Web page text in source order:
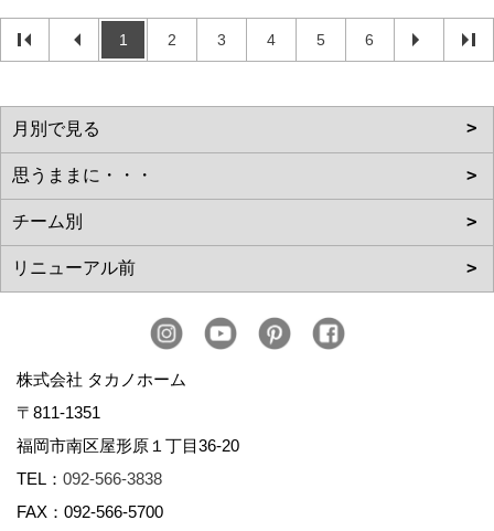
1 2 3 4 5 6
株式会社 タカノホーム
〒811-1351
福岡市南区屋形原１丁目36-20
TEL： 092-566-3838
FAX：092-566-5700